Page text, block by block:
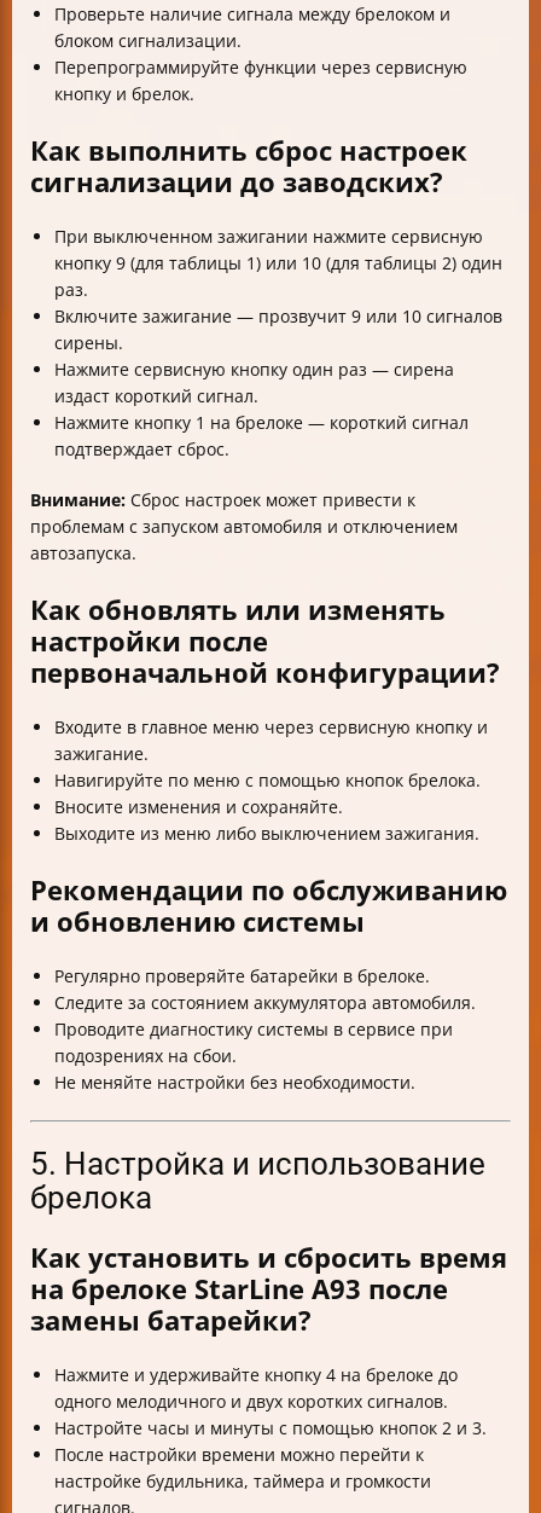
Проверьте наличие сигнала между брелоком и
блоком сигнализации.
Перепрограммируйте функции через сервисную
кнопку и брелок.
Как выполнить сброс настроек
сигнализации до заводских?
При выключенном зажигании нажмите сервисную
кнопку 9 (для таблицы 1) или 10 (для таблицы 2) один
раз.
Включите зажигание — прозвучит 9 или 10 сигналов
сирены.
Нажмите сервисную кнопку один раз — сирена
издаст короткий сигнал.
Нажмите кнопку 1 на брелоке — короткий сигнал
подтверждает сброс.
Внимание: Сброс настроек может привести к
проблемам с запуском автомобиля и отключением
автозапуска.
Как обновлять или изменять
настройки после
первоначальной конфигурации?
Входите в главное меню через сервисную кнопку и
зажигание.
Навигируйте по меню с помощью кнопок брелока.
Вносите изменения и сохраняйте.
Выходите из меню либо выключением зажигания.
Рекомендации по обслуживанию
и обновлению системы
Регулярно проверяйте батарейки в брелоке.
Следите за состоянием аккумулятора автомобиля.
Проводите диагностику системы в сервисе при
подозрениях на сбои.
Не меняйте настройки без необходимости.
5. Настройка и использование
брелока
Как установить и сбросить время
на брелоке StarLine A93 после
замены батарейки?
Нажмите и удерживайте кнопку 4 на брелоке до
одного мелодичного и двух коротких сигналов.
Настройте часы и минуты с помощью кнопок 2 и 3.
После настройки времени можно перейти к
настройке будильника, таймера и громкости
сигналов.